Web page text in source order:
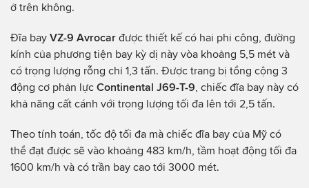
ở trên không.
Đĩa bay VZ-9 Avrocar được thiết kế có hai phi công, đường
kính của phương tiện bay kỳ dị này vòa khoảng 5,5 mét và
có trọng lượng rỗng chỉ 1,3 tấn. Được trang bị tổng cộng 3
động cơ phản lực Continental J69-T-9 , chiếc đĩa bay này có
khả năng cất cánh với trọng lượng tối đa lên tới 2,5 tấn.
Theo tính toán, tốc độ tối đa mà chiếc đĩa bay của Mỹ có
thể đạt được sẽ vào khoảng 483 km/h, tầm hoạt động tối đa
1600 km/h và có trần bay cao tới 3000 mét.